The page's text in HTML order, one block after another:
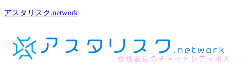
アスタリスク.network